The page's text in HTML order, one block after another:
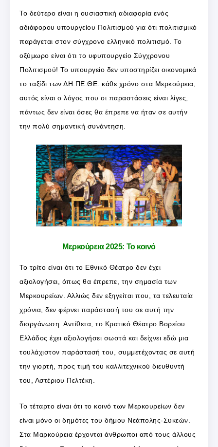
Το δεύτερο είναι η ουσιαστική αδιαφορία ενός
αδιάφορου υπουργείου Πολιτισμού για ότι πολιτισμικό
παράγεται στον σύγχρονο ελληνικό πολιτισμό. Το
οξύμωρο είναι ότι το υφυπουργείο Σύγχρονου
Πολιτισμού! Το υπουργείο δεν υποστηρίζει οικονομικά
το ταξίδι των ΔΗ.ΠΕ.ΘΕ. κάθε χρόνο στα Μερκούρεια,
αυτός είναι ο λόγος που οι παραστάσεις είναι λίγες,
πάντως δεν είναι όσες θα έπρεπε να ήταν σε αυτήν
την πολύ σημαντική συνάντηση.
Μερκούρεια 2025: Το κοινό
Το τρίτο είναι ότι το Εθνικό Θέατρο δεν έχει
αξιολογήσει, όπως θα έπρεπε, την σημασία των
Μερκουρείων. Αλλιώς δεν εξηγείται που, τα τελευταία
χρόνια, δεν φέρνει παράστασή του σε αυτή την
διοργάνωση. Αντίθετα, το Κρατικό Θέατρο Βορείου
Ελλάδος έχει αξιολογήσει σωστά και δείχνει εδώ μια
τουλάχιστον παράστασή του, συμμετέχοντας σε αυτή
την γιορτή, προς τιμή του καλλιτεχνικού διευθυντή
του, Αστέριου Πελτέκη.
Το τέταρτο είναι ότι το κοινό των Μερκουρείων δεν
είναι μόνο οι δημότες του δήμου Νεάπολης-Συκεών.
Στα Μαρκούρεια έρχονται άνθρωποι από τους άλλους